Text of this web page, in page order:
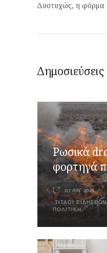
Δυστυχώς, η φόρμα
Ρωσικά
φορτηγά
07 ΑΥΓ 2026
ΤΊΤΛΟΙ ΕΙΔΉΣΕΩΝ
ΠΟΛΙΤΙΚΉ